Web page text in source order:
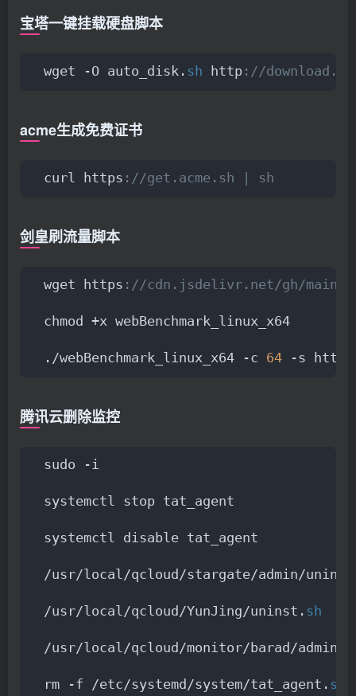
宝塔一键挂载硬盘脚本
wget -O auto_disk. sh http ://
acme生成免费证书
curl https ://get.acme.sh | sh
剑皇刷流量脚本
wget https ://cdn.jsdelivr.net/gh/maintell/
chmod +x webBenchmark_linux_x64
./webBenchmark_linux_x64 -c 64 -s http
腾讯云删除监控
sudo -i
systemctl stop tat_agent
systemctl disable tat_agent
/usr/local/qcloud/stargate/admin/
/usr/local/qcloud/YunJing/uninst. sh
/usr/local/qcloud/monitor/barad/
rm -f /etc/systemd/system/tat_agent.